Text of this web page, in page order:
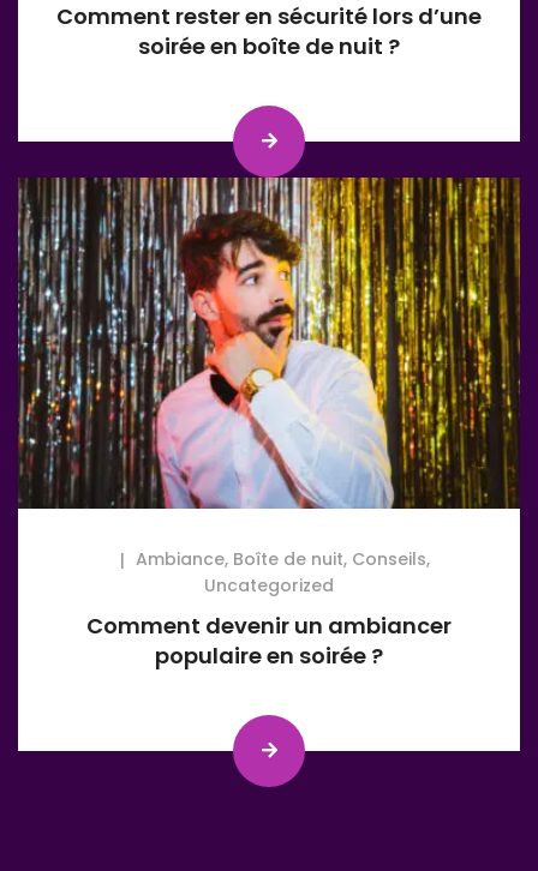
Comment rester en sécurité lors d’une
soirée en boîte de nuit ?
Ambiance, Boîte de nuit, Conseils,
Uncategorized
Comment devenir un ambiancer
populaire en soirée ?